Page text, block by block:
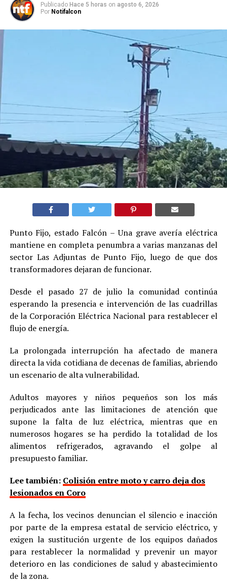
Publicado Hace 5 horas on agosto 6, 2026
Por Notifalcon
Punto Fijo, estado Falcón – Una grave avería eléctrica
mantiene en completa penumbra a varias manzanas del
sector Las Adjuntas de Punto Fijo, luego de que dos
transformadores dejaran de funcionar.
Desde el pasado 27 de julio la comunidad continúa
esperando la presencia e intervención de las cuadrillas
de la Corporación Eléctrica Nacional para restablecer el
flujo de energía.
La prolongada interrupción ha afectado de manera
directa la vida cotidiana de decenas de familias, abriendo
un escenario de alta vulnerabilidad.
Adultos mayores y niños pequeños son los más
perjudicados ante las limitaciones de atención que
supone la falta de luz eléctrica, mientras que en
numerosos hogares se ha perdido la totalidad de los
alimentos refrigerados, agravando el golpe al
presupuesto familiar.
Lee también: Colisión entre moto y carro deja dos
lesionados en Coro
A la fecha, los vecinos denuncian el silencio e inacción
por parte de la empresa estatal de servicio eléctrico, y
exigen la sustitución urgente de los equipos dañados
para restablecer la normalidad y prevenir un mayor
deterioro en las condiciones de salud y abastecimiento
de la zona.